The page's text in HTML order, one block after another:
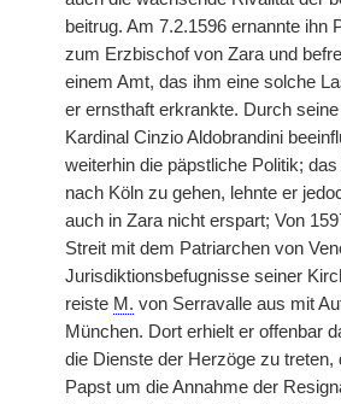
beitrug. Am 7.2.1596 ernannte ihn
zum Erzbischof von Zara und
einem Amt, das ihm eine solche
er ernsthaft erkrankte. Durch
Kardinal Cinzio Aldobrandini
weiterhin die päpstliche Politik;
nach Köln zu gehen, lehnte er
auch in Zara nicht erspart; Von
Streit mit dem Patriarchen von
Jurisdiktionsbefugnisse seiner
reiste M. von Serravalle aus mit
München. Dort erhielt er offenbar
die Dienste der Herzöge zu treten,
Papst um die Annahme der